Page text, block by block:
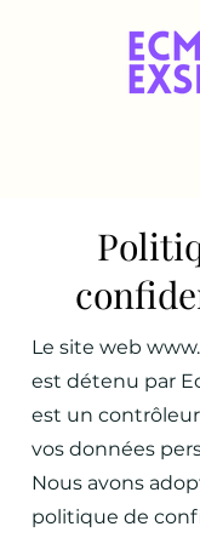
Le site web
est détenu par
est un
vos données
Nous avons
politique de